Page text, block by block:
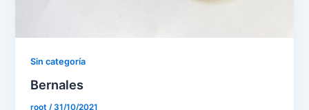
Sin categoría
Bernales
root/31/10/2021